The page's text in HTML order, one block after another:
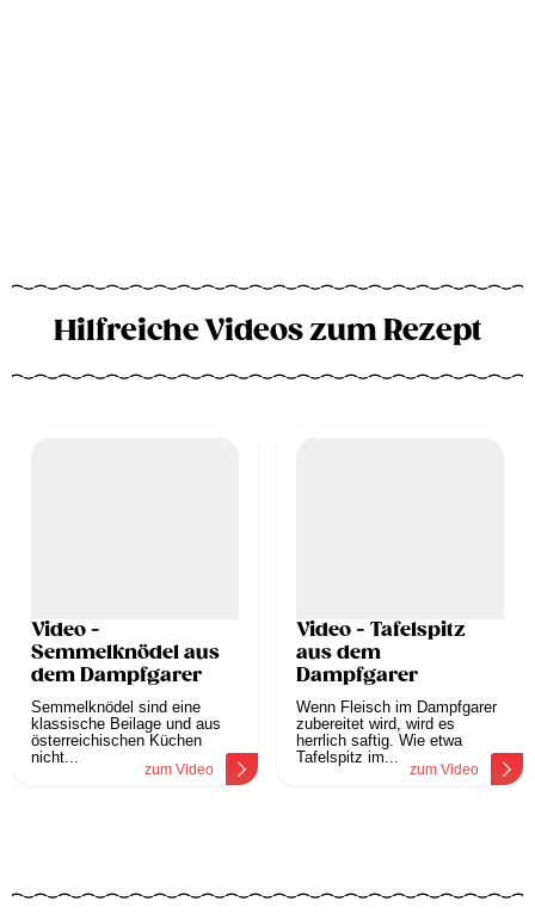
Hilfreiche Videos zum Rezept
Video -
Semmelknödel aus
dem Dampfgarer
Semmelknödel sind eine
klassische Beilage und aus
österreichischen Küchen
nicht...
zum Video
Video - Tafelspitz
aus dem
Dampfgarer
Wenn Fleisch im Dampfgarer
zubereitet wird, wird es
herrlich saftig. Wie etwa
Tafelspitz im...
zum Video